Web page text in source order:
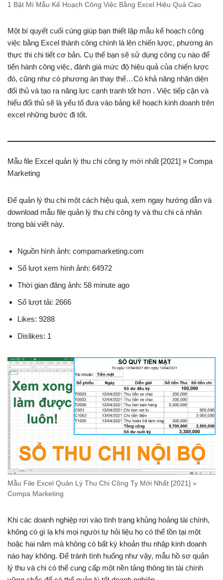
1 Bật Mí Mẫu Kế Hoạch Công Việc Bằng Excel Hiệu Quả Cao
Một bí quyết cuối cùng giúp bạn thiết lập mẫu kế hoạch công
việc bằng Excel thành công chính là lên chiến lược, phương án
thực thi chi tiết cơ bản. Cụ thể bạn sẽ sử dụng công cụ nào để
tiến hành công việc, đánh giá mức độ hiệu quả của chiến lược
đó, cũng như có phương án thay thế…Có khả năng nhận diện
đối thủ và tạo ra năng lực cạnh tranh tốt hơn . Việc tiếp cận và
hiểu đối thủ sẽ là yếu tố đưa vào bảng kế hoạch kinh doanh trên
excel những bước đi tốt.
Mẫu file Excel quản lý thu chi công ty mới nhất [2021] » Compa
Marketing
Để quản lý thu chi một cách hiệu quả, xem ngay hướng dẫn và
download mẫu file quản lý thu chi công ty và thu chi cá nhân
trong bài viết này.
Nguồn hình ảnh: compamarketing.com
Số lượt xem hình ảnh: 64972
Thời gian đăng ảnh: 58 minute ago
Số lượt tải: 2666
Likes: 9288
Dislikes: 1
Mẫu File Excel Quản Lý Thu Chi Công Ty Mới Nhất [2021] »
Compa Marketing
Khi các doanh nghiệp rơi vào tình trạng khủng hoảng tài chính,
không có gì lạ khi mọi người tự hỏi liệu họ có thể tồn tại một
hoặc hai năm mà không có bất kỳ khoản thu nhập kinh doanh
nào hay không. Để tránh tình huống như vậy, mẫu hồ sơ quản
lý thu và chi có thể cung cấp một nền tảng thông tin tài chính